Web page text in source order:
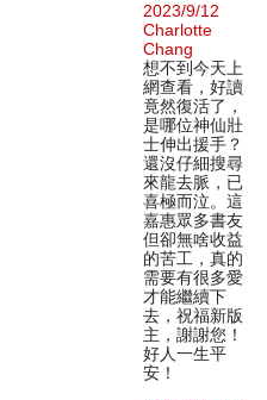
2023/9/12
Charlotte
Chang
想不到今天上
網查看，好讀
竟然復活了，
是哪位神仙壯
士伸出援手？
還沒仔細搜尋
來龍去脈，已
喜極而泣。這
嘉惠眾多書友
但卻無啥收益
的苦工，真的
需要有很多愛
才能繼續下
去，祝福新版
主，謝謝您！
好人一生平
安！